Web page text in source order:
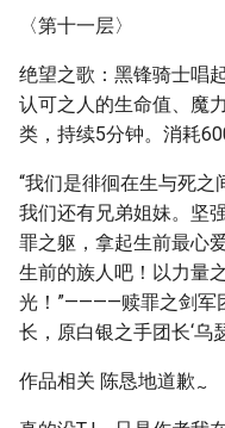
〈第十一层〉
绝望之歌：黑锋骑士唱
认可之人的生命值、魔
类，持续5分钟。消耗
“我们是徘徊在生与死
我们还有兄弟姐妹。坚
罪之躯，拿起生前最心
生前的族人吧！以力量
光！”————赎罪之剑军
长，原白银之手团长‘乌瑟
作品相关 陈恳地道歉 ~